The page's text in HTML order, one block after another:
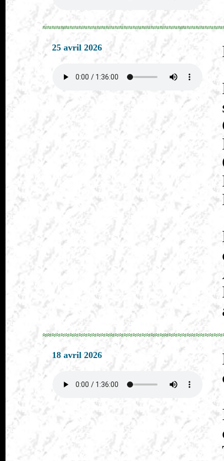
25 avril 2026
18 avril 2026